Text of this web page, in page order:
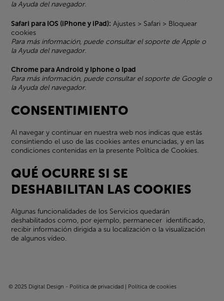
la Ayuda del navegador.
Safari para IOS (iPhone y iPad): Ajustes > Safari > Bloquear
cookies
Para más información, puede consultar el soporte de Apple o
la Ayuda del navegador.
Chrome para Android y Iphone o Ipad
Para más información, puede consultar el soporte de Google o
la Ayuda del navegador.
CONSENTIMIENTO
Al navegar y continuar en nuestra web nos indicas que estás
consintiendo el uso de las cookies antes enunciadas, y en las
condiciones contenidas en la presente Política de Cookies.
QUÉ OCURRE SI SE
DESHABILITAN LAS COOKIES
Algunas funcionalidades de los Servicios quedarán
deshabilitados como, por ejemplo, permanecer identificado,
recibir información dirigida a su localización o la visualización
de algunos vídeo.
© 2025 Digital Design - Política de privacidad Política de cookies